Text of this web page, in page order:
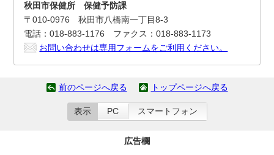
秋田市保健所 保健予防課
〒010-0976 秋田市八橋南一丁目8-3
電話：018-883-1176 ファクス：018-883-1173
お問い合わせは専用フォームをご利用ください。
前のページへ戻る トップページへ戻る
表示 PC スマートフォン
広告欄